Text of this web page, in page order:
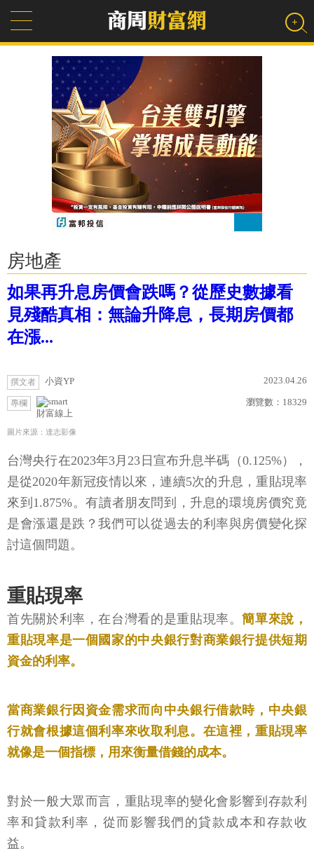
房地產
如果再升息房價會跌嗎？從歷史數據看
見殘酷真相：無論升降息，長期房價都
在漲...
撰文者 小資YP 2023.04.26
專欄
財富線上
瀏覽數： 18329
圖片來源：達志影像
台灣央行在2023年3月23日宣布升息半碼（0.125%），
是從2020年新冠疫情以來，連續5次的升息，重貼現率
來到1.875%。有讀者朋友問到，升息的環境房價究竟
是會漲還是跌？我們可以從過去的利率與房價變化探
討這個問題。
重貼現率
首先關於利率，在台灣看的是重貼現率。簡單來說，
重貼現率是一個國家的中央銀行對商業銀行提供短期
資金的利率。
當商業銀行因資金需求而向中央銀行借款時，中央銀
行就會根據這個利率來收取利息。在這裡，重貼現率
就像是一個指標，用來衡量借錢的成本。
對於一般大眾而言，重貼現率的變化會影響到存款利
率和貸款利率，從而影響我們的貸款成本和存款收
益。